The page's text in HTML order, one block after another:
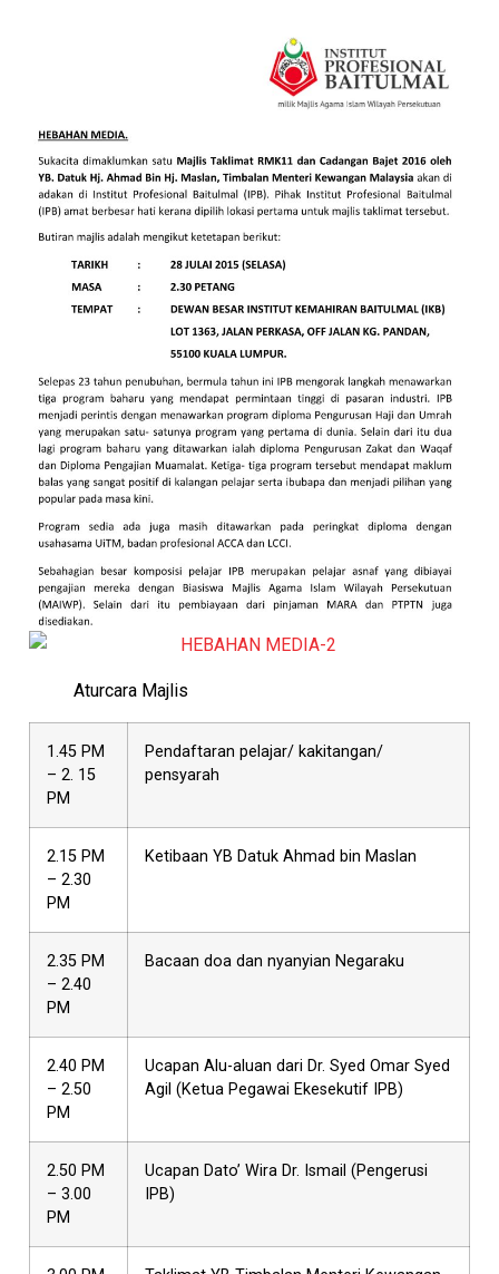
Aturcara Majlis
1.45 PM
– 2. 15
PM
Pendaftaran pelajar/ kakitangan/
pensyarah
2.15 PM
– 2.30
PM
Ketibaan YB Datuk Ahmad bin Maslan
2.35 PM
– 2.40
PM
Bacaan doa dan nyanyian Negaraku
2.40 PM
– 2.50
PM
Ucapan Alu-aluan dari Dr. Syed Omar Syed
Agil (Ketua Pegawai Ekesekutif IPB)
2.50 PM
– 3.00
PM
Ucapan Dato’ Wira Dr. Ismail (Pengerusi
IPB)